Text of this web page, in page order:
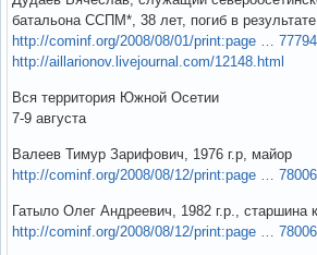
батальона ССПМ*, 38 лет, погиб в
http://cominf.org/2008/08/01/print:page …
http://aillarionov.livejournal.com/12148.html
Вся территория Южной Осетии
7-9 августа
Валеев Тимур Зарифович, 1976 г.р, майор
http://cominf.org/2008/08/12/print:page …
Гатыло Олег Андреевич, 1982 г.р., старшина
http://cominf.org/2008/08/12/print:page …